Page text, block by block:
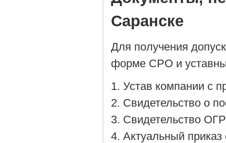
Саранске
Для получения
форме СРО и
Устав компании с
Cвидетельство о
Cвидетельство
Актуальный приказ